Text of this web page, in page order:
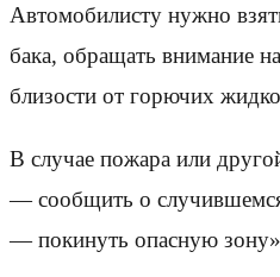
Автомобилисту нужно
бака, обращать внимание
близости от горючих
В случае пожара или
— сообщить о
— покинуть опасную